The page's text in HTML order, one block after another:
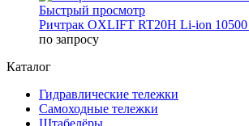
Быстрый просмотр
Ричтрак OXLIFT RT20H Li-ion
по запросу
Каталог
Гидравлические тележки
Самоходные тележки
Штабелёры